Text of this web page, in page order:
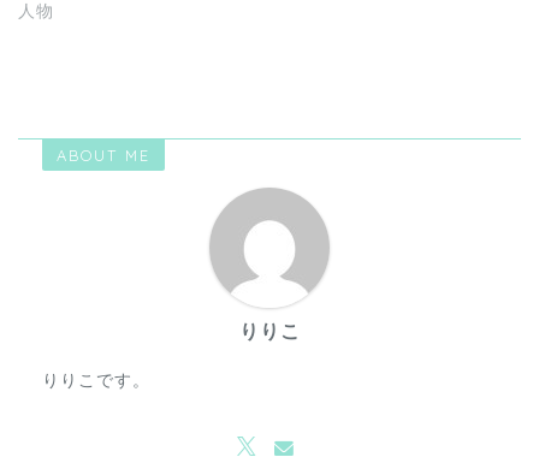
人物
ABOUT ME
りりこ
りりこです。